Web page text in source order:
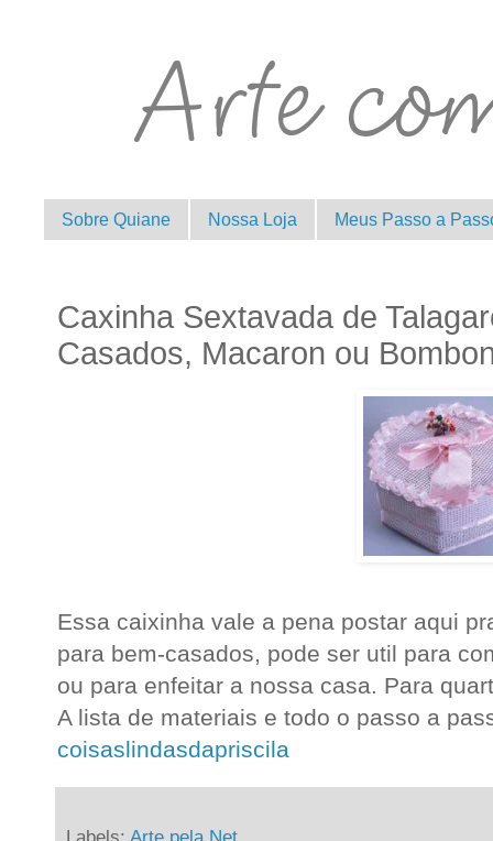
Sobre Quiane Nossa Loja Meus Passo a
Caxinha Sextavada de
Casados, Macaron ou
Essa caixinha vale a pena postar aqui
para bem-casados, pode ser util para
ou para enfeitar a nossa casa. Para
A lista de materiais e todo o passo a
coisaslindasdapriscila